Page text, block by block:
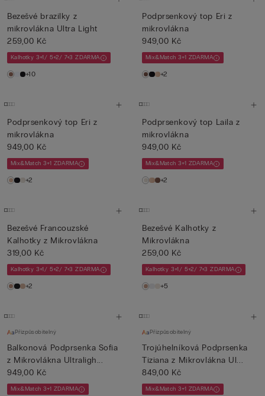
Bezešvé brazilky z
mikrovlákna Ultra Light
259,00 Kč
Kalhotky 3+1/ 5+2/ 7+3 ZDARMA
+10
Podprsenkový top Eri z
mikrovlákna
949,00 Kč
Mix&Match 3+1 ZDARMA
+2
Podprsenkový top Eri z
mikrovlákna
949,00 Kč
Mix&Match 3+1 ZDARMA
+2
Podprsenkový top Laila z
mikrovlákna
949,00 Kč
Mix&Match 3+1 ZDARMA
+2
Bezešvé Francouzské
Kalhotky z Mikrovlákna
319,00 Kč
Kalhotky 3+1/ 5+2/ 7+3 ZDARMA
+2
Bezešvé Kalhotky z
Mikrovlákna
259,00 Kč
Kalhotky 3+1/ 5+2/ 7+3 ZDARMA
+5
Přizpůsobitelný
Balkonová Podprsenka Sofia
z Mikrovlákna Ultraligh...
949,00 Kč
Mix&Match 3+1 ZDARMA
Přizpůsobitelný
Trojúhelníková Podprsenka
Tiziana z Mikrovlákna Ul...
849,00 Kč
Mix&Match 3+1 ZDARMA